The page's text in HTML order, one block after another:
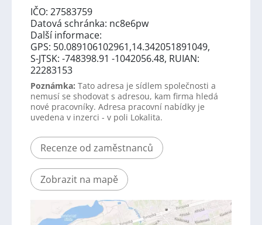
IČO: 27583759
Datová schránka: nc8e6pw
Další informace:
GPS: 50.089106102961,14.342051891049,
S-JTSK: -748398.91 -1042056.48, RUIAN:
22283153
Poznámka: Tato adresa je sídlem společnosti a
nemusí se shodovat s adresou, kam firma hledá
nové pracovníky. Adresa pracovní nabídky je
uvedena v inzerci - v poli Lokalita.
Recenze od zaměstnanců
Zobrazit na mapě